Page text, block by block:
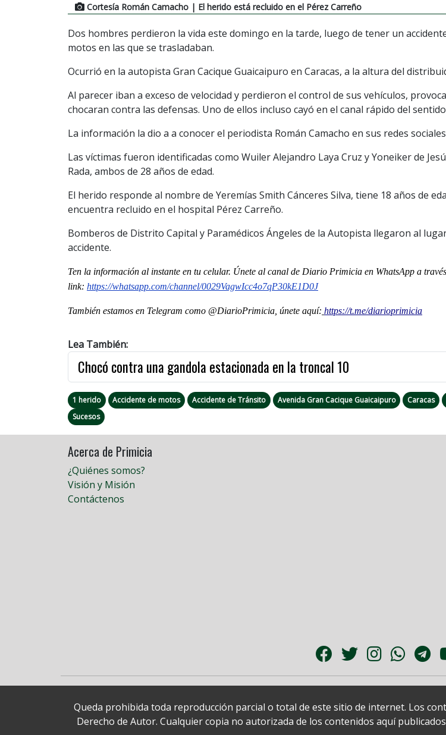
Cortesía Román Camacho | El herido está recluido en el Pérez Carreño
Dos hombres perdieron la vida este domingo en la tarde, luego de tener un
motos en las que se trasladaban.
Ocurrió en la autopista Gran Cacique Guaicaipuro en Caracas, a la altura del
Al parecer iban a exceso de velocidad y perdieron el control de sus vehículos,
chocaran contra las defensas. Uno de ellos incluso cayó en el canal rápido del
La información la dio a a conocer el periodista Román Camacho en sus redes
Las víctimas fueron identificadas como Wuiler Alejandro Laya Cruz y Yoneiker de
Rada, ambos de 28 años de edad.
El herido responde al nombre de Yeremías Smith Cánceres Silva, tiene 18 años de
encuentra recluido en el hospital Pérez Carreño.
Bomberos de Distrito Capital y Paramédicos Ángeles de la Autopista llegaron al
accidente.
Ten la información al instante en tu celular. Únete al canal de Diario Primicia en WhatsApp a
link: https://whatsapp.com/channel/0029VagwIcc4o7qP30kE1D0J
También estamos en Telegram como @DiarioPrimicia, únete aquí: https://t.me/diarioprimicia
Lea También:
Chocó contra una gandola estacionada en la troncal 10
1 herido Accidente de motos Accidente de Tránsito Avenida Gran Cacique Guaicaipuro Caracas
Sucesos
Acerca de Primicia
¿Quiénes somos?
Visión y Misión
Contáctenos
Queda prohibida toda reproducción parcial o total de este sitio de internet. Los
Derecho de Autor. Cualquier copia no autorizada de los contenidos aquí